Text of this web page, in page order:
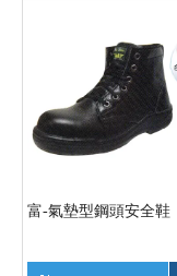
富-氣墊型鋼頭安全鞋